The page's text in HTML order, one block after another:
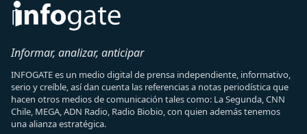
Informar, analizar, anticipar
INFOGATE es un medio digital de prensa independiente, informativo,
serio y creíble, así dan cuenta las referencias a notas periodística que
hacen otros medios de comunicación tales como: La Segunda, CNN
Chile, MEGA, ADN Radio, Radio Biobio, con quien además tenemos
una alianza estratégica.